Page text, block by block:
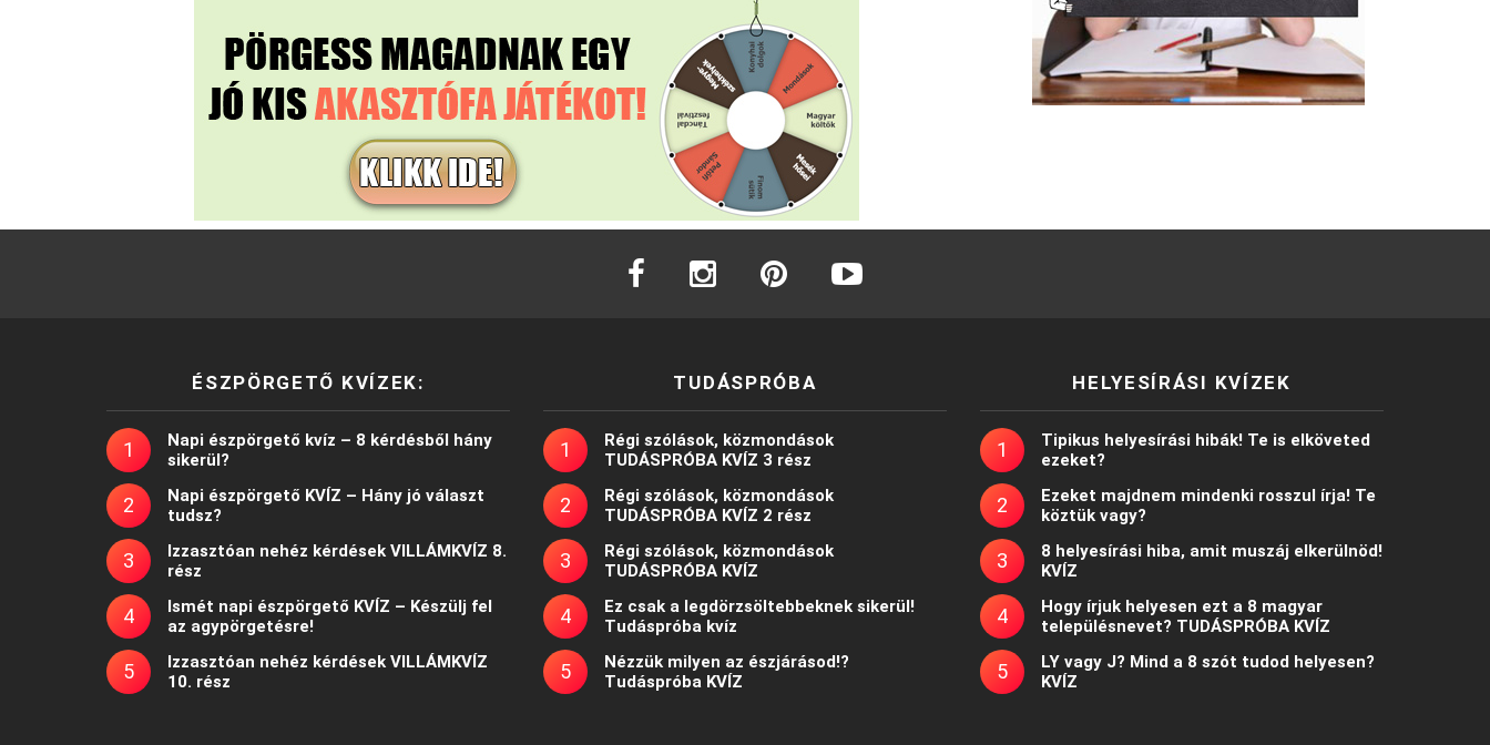
facebook instagram
ÉSZPÖRGETŐ KVÍZEK:
Napi észpörgető kvíz – 8 kérdésből hány
sikerül?
Napi észpörgető KVÍZ – Hány jó választ
tudsz?
Izzasztóan nehéz kérdések VILLÁMKVÍZ 8.
rész
Ismét napi észpörgető KVÍZ – Készülj fel
az agypörgetésre!
Izzasztóan nehéz kérdések VILLÁMKVÍZ
10. rész
TUDÁSPRÓBA
Régi szólások, közmondások
TUDÁSPRÓBA KVÍZ 3 rész
Régi szólások, közmondások
TUDÁSPRÓBA KVÍZ 2 rész
Régi szólások, közmondások
TUDÁSPRÓBA KVÍZ
Ez csak a legdörzsöltebbeknek sikerül!
Tudáspróba kvíz
Nézzük milyen az észjárásod!?
Tudáspróba KVÍZ
HELYESÍRÁSI KVÍZEK
Tipikus helyesírási hibák! Te is elköveted
ezeket?
Ezeket majdnem mindenki rosszul írja! Te
köztük vagy?
8 helyesírási hiba, amit muszáj elkerülnöd!
KVÍZ
Hogy írjuk helyesen ezt a 8 magyar
településnevet? TUDÁSPRÓBA KVÍZ
LY vagy J? Mind a 8 szót tudod helyesen?
KVÍZ